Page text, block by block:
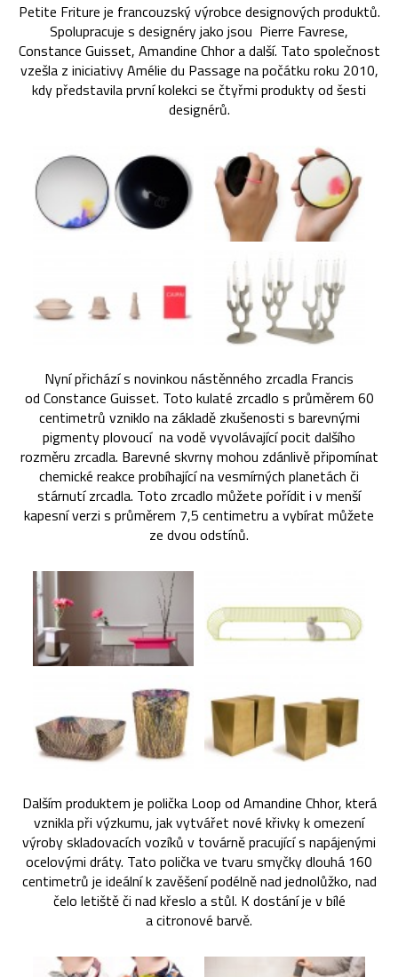
Petite Friture je francouzský výrobce designových produktů.
Spolupracuje s designéry jako jsou Pierre Favrese,
Constance Guisset, Amandine Chhor a další. Tato společnost
vzešla z iniciativy Amélie du Passage na počátku roku 2010,
kdy představila první kolekci se čtyřmi produkty od šesti
designérů.
Nyní přichází s novinkou nástěnného zrcadla Francis
od Constance Guisset. Toto kulaté zrcadlo s průměrem 60
centimetrů vzniklo na základě zkušenosti s barevnými
pigmenty plovoucí na vodě vyvolávající pocit dalšího
rozměru zrcadla. Barevné skvrny mohou zdánlivě připomínat
chemické reakce probíhající na vesmírných planetách či
stárnutí zrcadla. Toto zrcadlo můžete pořídit i v menší
kapesní verzi s průměrem 7,5 centimetru a vybírat můžete
ze dvou odstínů.
Dalším produktem je polička Loop od Amandine Chhor, která
vznikla při výzkumu, jak vytvářet nové křivky k omezení
výroby skladovacích vozíků v továrně pracující s napájenými
ocelovými dráty. Tato polička ve tvaru smyčky dlouhá 160
centimetrů je ideální k zavěšení podélně nad jednolůžko, nad
čelo letiště či nad křeslo a stůl. K dostání je v bílé
a citronové barvě.